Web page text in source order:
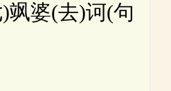
飒婆(去)诃(句